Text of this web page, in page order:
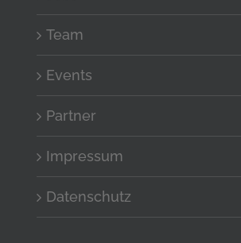
Team
Events
Partner
Impressum
Datenschutz